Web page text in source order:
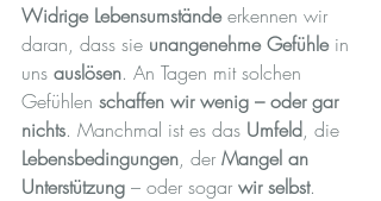
Widrige Lebensumstände erkennen wir
daran, dass sie unangenehme Gefühle in
uns auslösen. An Tagen mit solchen
Gefühlen schaffen wir wenig – oder gar
nichts. Manchmal ist es das Umfeld, die
Lebensbedingungen, der Mangel an
Unterstützung – oder sogar wir selbst.